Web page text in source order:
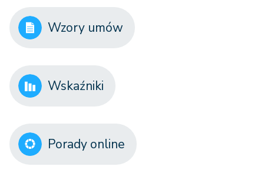
Wzory umów
Wskaźniki
Porady online